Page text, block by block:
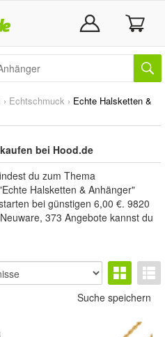
› Echtschmuck › Echte Halsketten &
bei Hood.de
du zum Thema
Halsketten & Anhänger"
bei günstigen 6,00 €. 9820
373 Angebote kannst du
Suche speichern